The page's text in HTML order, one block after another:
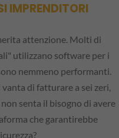
IMPRENDITORI
attenzione. Molti di
utilizzano software per i
nemmeno performanti.
di fatturare a sei zeri,
senta il bisogno di avere
che garantirebbe